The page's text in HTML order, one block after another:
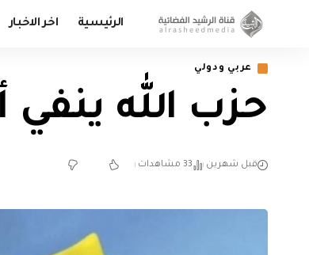
الرئيسية اخر الاخبار
عربي ودولي
حزب الله
قبل شهرين 33 مشاهدات